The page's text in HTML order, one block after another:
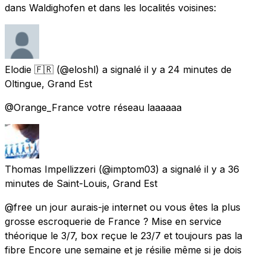
dans Waldighofen et dans les localités voisines:
Elodie 🇫🇷 (@eloshl) a signalé il y a 24 minutes de
Oltingue, Grand Est
@Orange_France votre réseau laaaaaa
Thomas Impellizzeri (@imptom03) a signalé il y a 36
minutes de Saint-Louis, Grand Est
@free un jour aurais-je internet ou vous êtes la plus
grosse escroquerie de France ? Mise en service
théorique le 3/7, box reçue le 23/7 et toujours pas la
fibre Encore une semaine et je résilie même si je dois